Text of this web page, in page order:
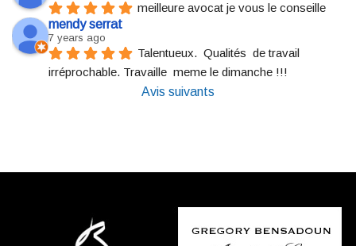
meilleure avocat je vous le conseille
mendy serrat
7 years ago
Talentueux.  Qualités  de travail
irréprochable. Travaille  meme le dimanche !!!
Avis suivants